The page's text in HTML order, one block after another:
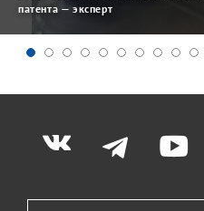
патента — эксперт